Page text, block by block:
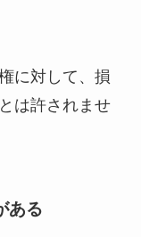
に対して、損
は許されませ
ある